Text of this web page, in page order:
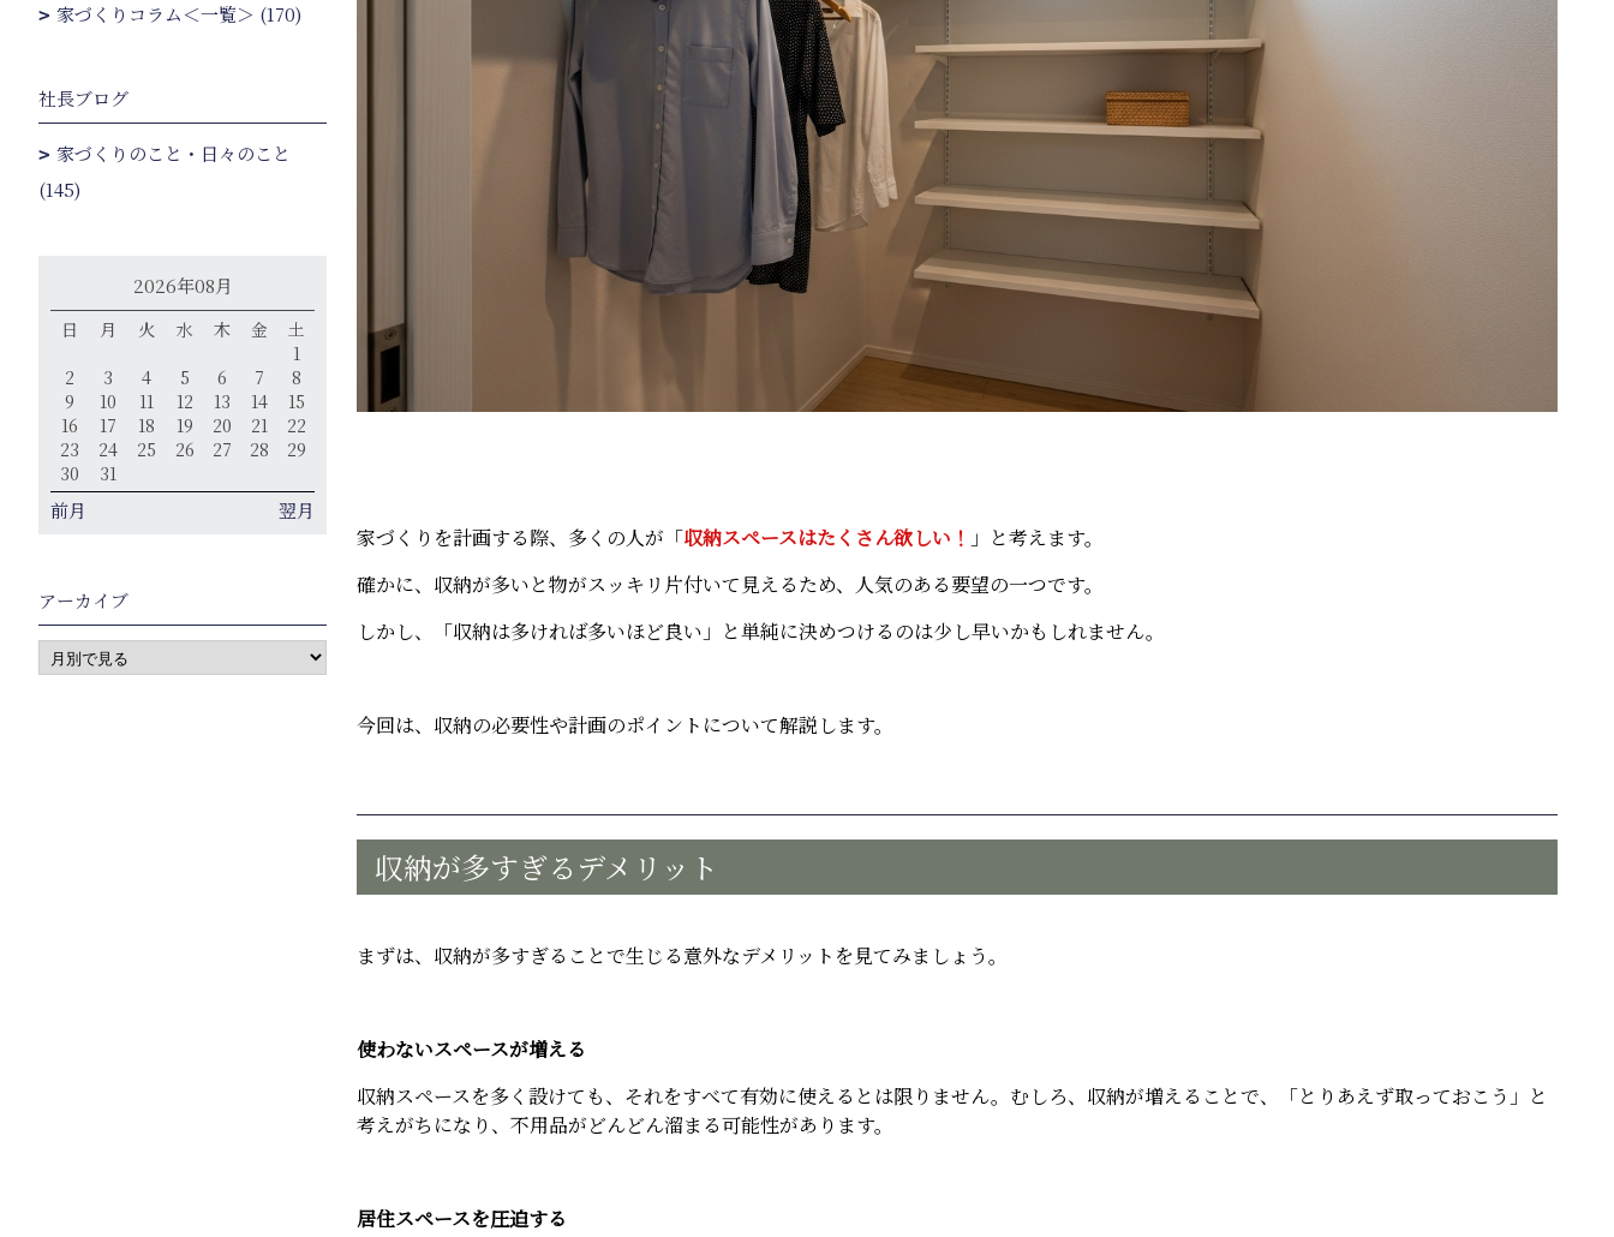
家づくりを計画する際、多くの人が「収納スペースはたくさん欲しい！ 」と考えます。
確かに、収納が多いと物がスッキリ片付いて見えるため、人気のある要望の一つです。
しかし、「収納は多ければ多いほど良い」と単純に決めつけるのは少し早いかもしれません。
今回は、収納の必要性や計画のポイントについて解説します。
収納が多すぎるデメリット
まずは、収納が多すぎることで生じる意外なデメリットを見てみましょう。
使わないスペースが増える
収納スペースを多く設けても、それをすべて有効に使えるとは限りません。むしろ、収納が増えることで、「とりあえず取っておこう」と
考えがちになり、不用品がどんどん溜まる可能性があります。
居住スペースを圧迫する
家づくりコラム＜一覧＞ (170)
社長ブログ
家づくりのこと・日々のこと
(145)
2026年08月
日 月 火 水 木 金
土
1
2
3 4 5 6 7
8
9
10 11 12 13 14
15
16
17 18 19 20 21
22
23
24 25 26 27 28
29
30
31
前月 翌月
アーカイブ